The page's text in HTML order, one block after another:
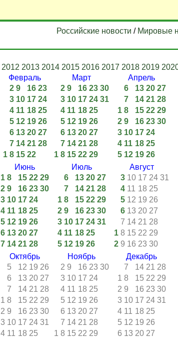
Российские новости / Мировые
2012 2013 2014 2015 2016 2017 2018 2019
Февраль
2 9 16 23
3 10 17 24
4 11 18 25
5 12 19 26
6 13 20 27
7 14 21 28
1 8 15 22
Март
2 9 16 23 30
3 10 17 24 31
4 11 18 25
5 12 19 26
6 13 20 27
7 14 21 28
1 8 15 22 29
Апрель
6
13 20 27
7
14 21 28
1 8 15 22 29
2 9 16 23 30
3 10 17 24
4 11 18 25
5 12 19 26
Июнь
1 8 15 22 29
2 9 16 23 30
3 10 17 24
4 11 18 25
5 12 19 26
6 13 20 27
7 14 21 28
Июль
6
13 20 27
7
14 21 28
1 8 15 22 29
2 9 16 23 30
3 10 17 24 31
4 11 18 25
5 12 19 26
Август
3 10 17 24 31
4 11 18 25
5 12 19 26
6 13 20 27
7 14 21 28
1 8 15 22 29
2 9 16 23 30
Октябрь
5
12 19 26
6
13 20 27
7
14 21 28
1 8 15 22 29
2 9 16 23 30
3 10 17 24 31
4 11 18 25
Ноябрь
2 9 16 23 30
3 10 17 24
4 11 18 25
5 12 19 26
6 13 20 27
7 14 21 28
1 8 15 22 29
Декабрь
7
14 21 28
1 8 15 22 29
2 9 16 23 30
3 10 17 24 31
4 11 18 25
5 12 19 26
6 13 20 27